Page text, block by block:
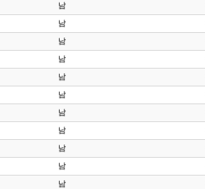
남
남
남
남
남
남
남
남
남
남
남